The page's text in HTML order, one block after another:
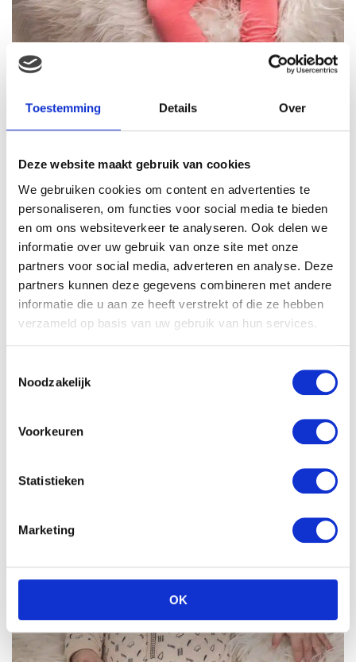
Toestemming Details Over
Deze website maakt gebruik van cookies
We gebruiken cookies om content en advertenties te
personaliseren, om functies voor social media te bieden
en om ons websiteverkeer te analyseren. Ook delen we
informatie over uw gebruik van onze site met onze
partners voor social media, adverteren en analyse. Deze
partners kunnen deze gegevens combineren met andere
informatie die u aan ze heeft verstrekt of die ze hebben
verzameld op basis van uw gebruik van hun services.
Noodzakelijk
Voorkeuren
Statistieken
Marketing
OK